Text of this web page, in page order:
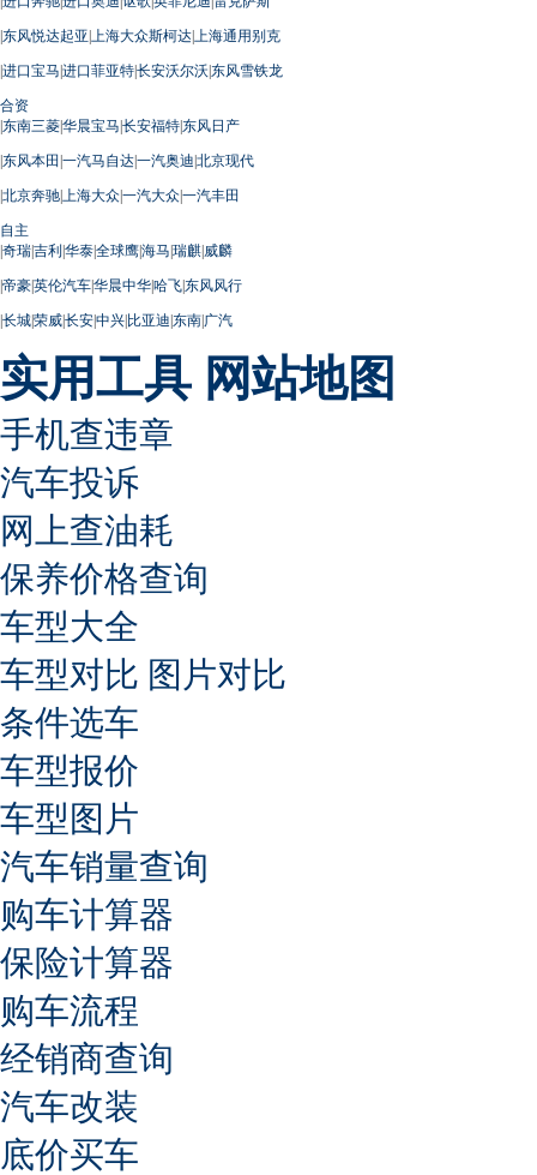
|东风悦达起亚| 上海大众斯柯达| 上海通用别克
|进口宝马|进口菲亚特|长安沃尔沃|东风雪铁龙
合资
|东南三菱|华晨宝马|长安福特|东风日产
|东风本田 |一汽马自达|一汽奥迪|北京现代
|北京奔驰| 上海大众|一汽大众|一汽丰田
自主
|奇瑞|吉利|华泰|全球鹰|海马|瑞麒|威麟
|帝豪|英伦汽车|华晨中华|哈飞|东风风行
|长城|荣威|长安|中兴|比亚迪|东南|广汽
实用工具 网站地图
手机查违章
汽车投诉
网上查油耗
保养价格查询
车型大全
车型对比 图片对比
条件选车
车型报价
车型图片
汽车销量查询
购车计算器
保险计算器
购车流程
经销商查询
汽车改装
底价买车